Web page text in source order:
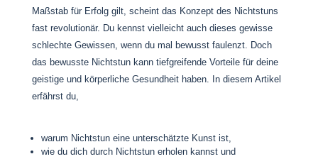
Maßstab für Erfolg gilt, scheint das Konzept des Nichtstuns
fast revolutionär. Du kennst vielleicht auch dieses gewisse
schlechte Gewissen, wenn du mal bewusst faulenzt. Doch
das bewusste Nichtstun kann tiefgreifende Vorteile für deine
geistige und körperliche Gesundheit haben. In diesem Artikel
erfährst du,
warum Nichtstun eine unterschätzte Kunst ist,
wie du dich durch Nichtstun erholen kannst und